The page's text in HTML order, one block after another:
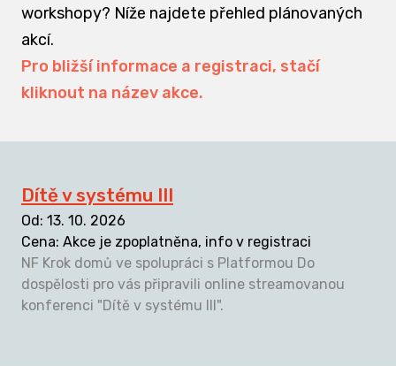
workshopy? Níže najdete přehled plánovaných
akcí.
Pro bližší informace a registraci, stačí
kliknout na název akce.
Dítě v systému III
Od: 13. 10. 2026
Cena: Akce je zpoplatněna, info v registraci
NF Krok domů ve spolupráci s Platformou Do
dospělosti pro vás připravili online streamovanou
konferenci "Dítě v systému III".